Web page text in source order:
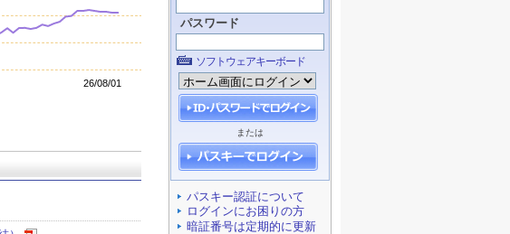
パスワード
ソフトウェアキーボード
または
パスキー認証について
ログインにお困りの方
暗証番号は定期的に更新